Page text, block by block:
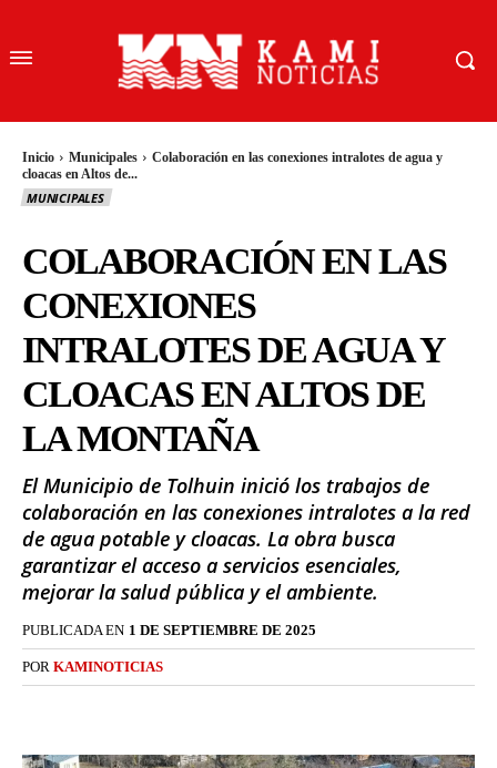
Inicio Municipales
Colaboración en las conexiones intralotes de agua y
cloacas en Altos de...
MUNICIPALES
COLABORACIÓN EN LAS
CONEXIONES
INTRALOTES DE AGUA Y
CLOACAS EN ALTOS DE
LA MONTAÑA
El Municipio de Tolhuin inició los trabajos de
colaboración en las conexiones intralotes a la red
de agua potable y cloacas. La obra busca
garantizar el acceso a servicios esenciales,
mejorar la salud pública y el ambiente.
PUBLICADA EN 1 DE SEPTIEMBRE DE 2025
POR KAMINOTICIAS